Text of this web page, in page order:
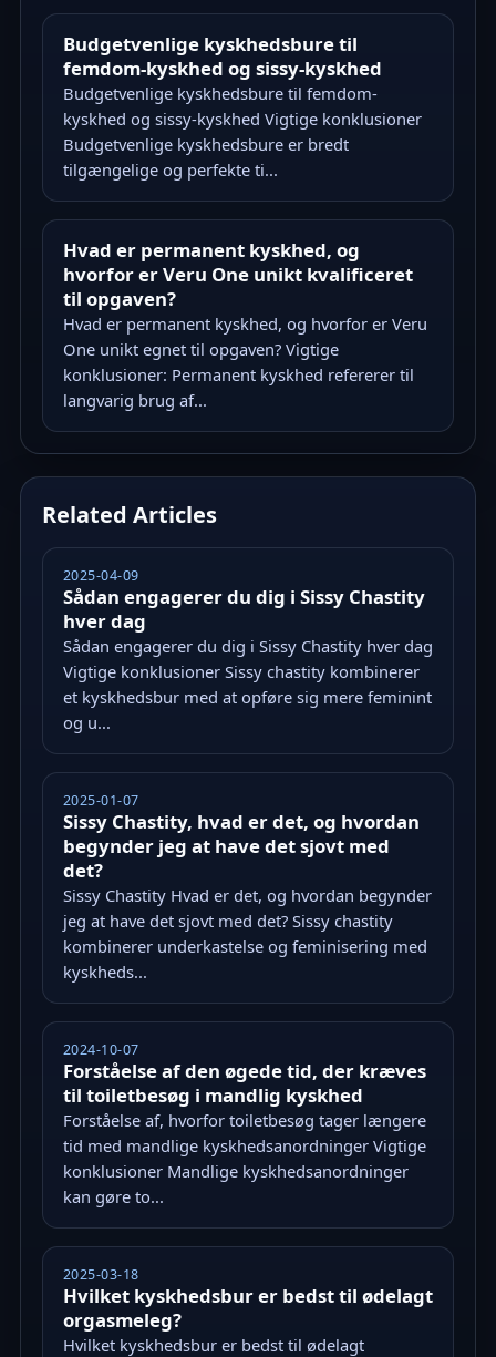
Budgetvenlige kyskhedsbure til
femdom-kyskhed og sissy-kyskhed
Budgetvenlige kyskhedsbure til femdom-
kyskhed og sissy-kyskhed Vigtige konklusioner
Budgetvenlige kyskhedsbure er bredt
tilgængelige og perfekte ti...
Hvad er permanent kyskhed, og
hvorfor er Veru One unikt kvalificeret
til opgaven?
Hvad er permanent kyskhed, og hvorfor er Veru
One unikt egnet til opgaven? Vigtige
konklusioner: Permanent kyskhed refererer til
langvarig brug af...
Related Articles
2025-04-09
Sådan engagerer du dig i Sissy Chastity
hver dag
Sådan engagerer du dig i Sissy Chastity hver dag
Vigtige konklusioner Sissy chastity kombinerer
et kyskhedsbur med at opføre sig mere feminint
og u...
2025-01-07
Sissy Chastity, hvad er det, og hvordan
begynder jeg at have det sjovt med
det?
Sissy Chastity Hvad er det, og hvordan begynder
jeg at have det sjovt med det? Sissy chastity
kombinerer underkastelse og feminisering med
kyskheds...
2024-10-07
Forståelse af den øgede tid, der kræves
til toiletbesøg i mandlig kyskhed
Forståelse af, hvorfor toiletbesøg tager længere
tid med mandlige kyskhedsanordninger Vigtige
konklusioner Mandlige kyskhedsanordninger
kan gøre to...
2025-03-18
Hvilket kyskhedsbur er bedst til ødelagt
orgasmeleg?
Hvilket kyskhedsbur er bedst til ødelagt